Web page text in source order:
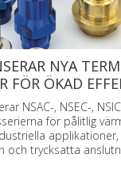
NYA
FÖR ÖKAD
NSAC-, NSEC-,
för pålitlig
och trycksatta